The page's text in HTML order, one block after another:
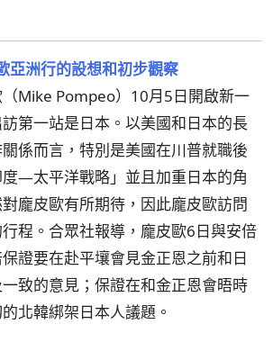
亞洲行的設想和初步觀察
Mike Pompeo）10月5日開啟新一
第一站是日本。以美國和日本的長
係而言，特別是美國在川普就職後
—太平洋戰略」並且加重日本的角
龐皮歐有所期待，因此龐皮歐訪問
程。合眾社報導，龐皮歐6日與安倍
證要在赴平壤會見金正恩之前和日
致的意見；保證在和金正恩會晤時
北韓綁架日本人議題。